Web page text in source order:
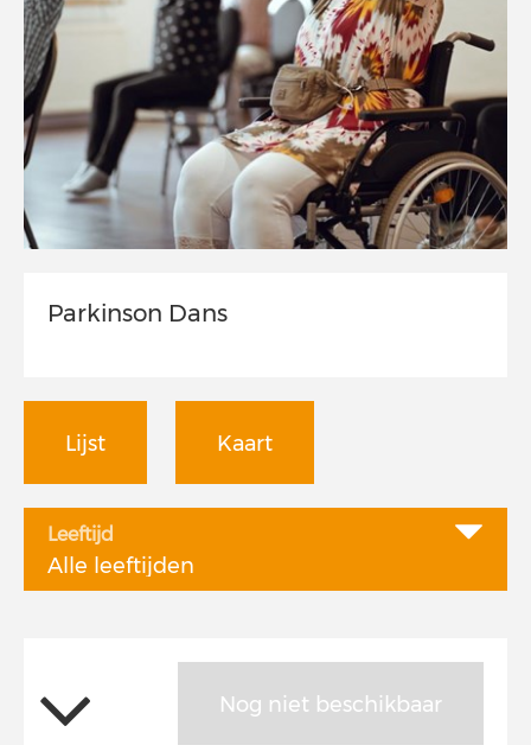
Parkinson Dans
Lijst Kaart
Leeftijd
Alle leeftijden
Nog niet beschikbaar